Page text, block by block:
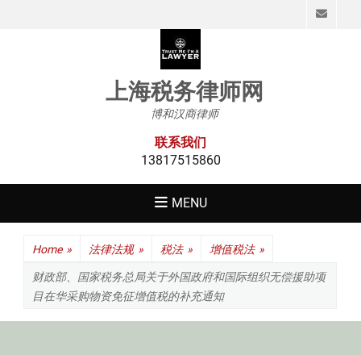
上海税务律师网
博和汉商律师
联系我们
13817515860
MENU
Home » 法律法规 » 税法 » 增值税法 »
财政部、国家税务总局关于外国政府和国际组织无偿援助项
目在华采购物资免征增值税的补充通知